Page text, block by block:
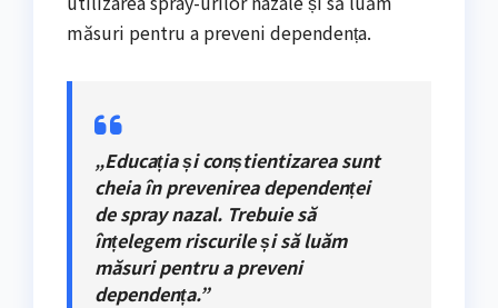
măsuri pentru a preveni dependența.
„Educația și conștientizarea sunt
cheia în prevenirea dependenței
de spray nazal. Trebuie să
înțelegem riscurile și să luăm
măsuri pentru a preveni
dependența.”